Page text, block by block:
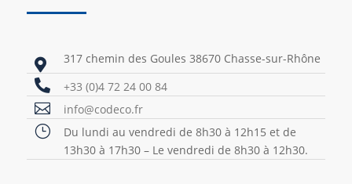
 317 chemin des Goules 38670 Chasse-sur-Rhône
 +33 (0)4 72 24 00 84
 info@codeco.fr
}
Du lundi au vendredi de 8h30 à 12h15 et de
13h30 à 17h30 – Le vendredi de 8h30 à 12h30.